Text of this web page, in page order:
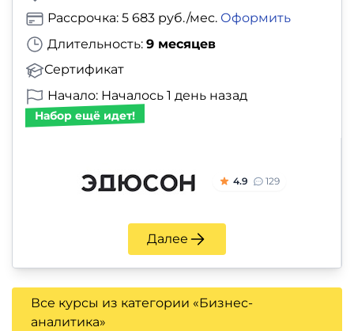
Длительность: 9 месяцев
Сертификат
Рассрочка: 5 683 руб./мес. Оформить
Начало: Началось 1 день назад
Набор ещё идет!
4.9 129
Далее
Все курсы из категории «Бизнес-
аналитика»